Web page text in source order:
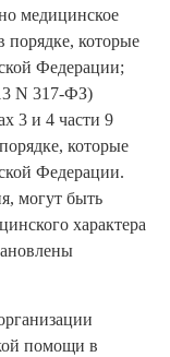
медицинское
порядке, которые
Федерации;
N 317-ФЗ)
3 и 4 части 9
которые
Федерации.
могут быть
характера
помощи в